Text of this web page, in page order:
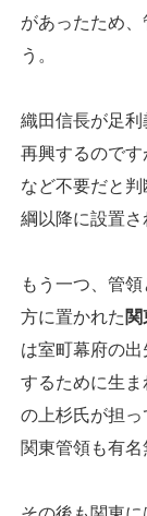
があったため
う。
織田信長が足
再興するので
など不要だと
綱以降に設置さ
もう一つ、管
方に置かれた
は室町幕府の
するために生
の上杉氏が担
関東管領も有名